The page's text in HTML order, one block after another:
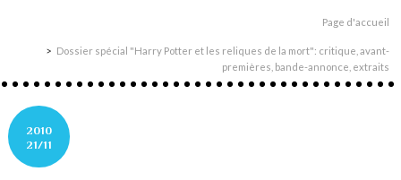
Page d'accueil
Dossier spécial "Harry Potter et les reliques de la mort": critique, avant-
premières, bande-annonce, extraits
2010
21/11